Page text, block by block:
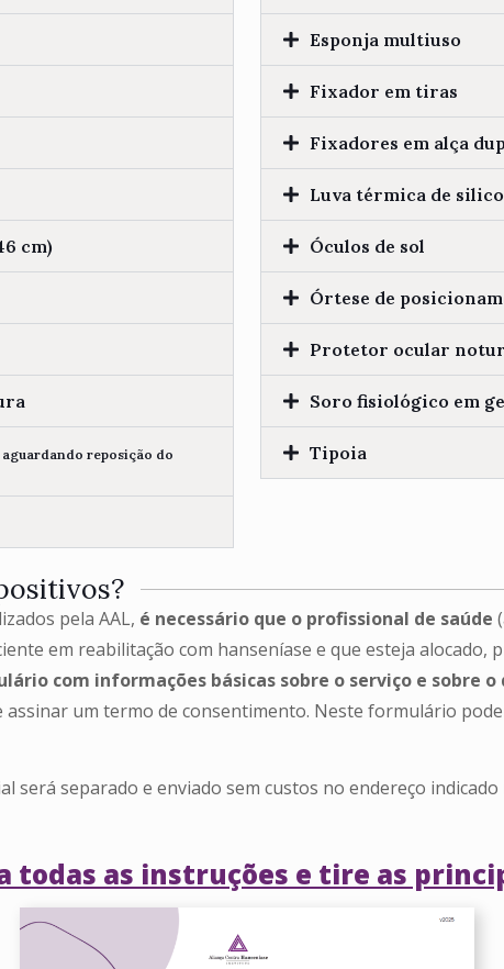
cm)
reposição do
Esponja multiuso
Fixador em tiras
Fixadores em alça
Luva térmica de
Óculos de sol
Órtese de
Protetor ocular
Soro fisiológico em
Tipoia
pela AAL, é necessário que o profissional de saúde
em reabilitação com hanseníase e que esteja alocado,
com informações básicas sobre o serviço e sobre
um termo de consentimento. Neste formulário
será separado e enviado sem custos no endereço
todas as instruções e tire as